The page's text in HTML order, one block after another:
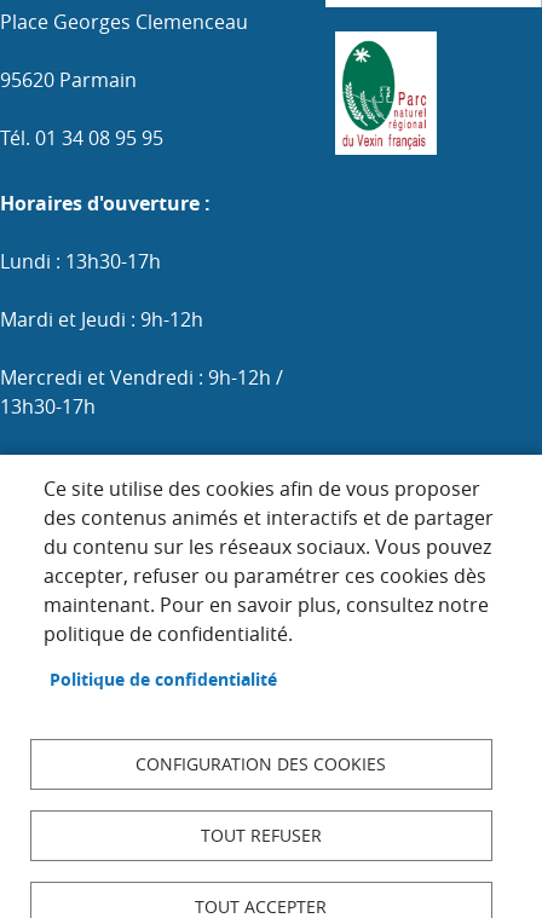
Ce site utilise des cookies afin de vous proposer
des contenus animés et interactifs et de partager
du contenu sur les réseaux sociaux. Vous pouvez
accepter, refuser ou paramétrer ces cookies dès
maintenant. Pour en savoir plus, consultez notre
politique de confidentialité.
Politique de confidentialité
CONFIGURATION DES COOKIES
TOUT REFUSER
TOUT ACCEPTER
Place Georges Clemenceau
95620 Parmain
Tél. 01 34 08 95 95
Horaires d'ouverture :
Lundi : 13h30-17h
Mardi et Jeudi : 9h-12h
Mercredi et Vendredi : 9h-12h /
13h30-17h
Menu
Pied
page
ACCUEIL
PLAN DU SITE
CONTACT
DONNÉES PERSONNELLES
ACCESSIBILITÉ : NON CONFORME
S'IDENTIFIER